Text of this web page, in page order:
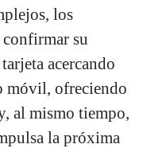
los
confirmar su
acercando
móvil, ofreciendo
al mismo tiempo,
la próxima